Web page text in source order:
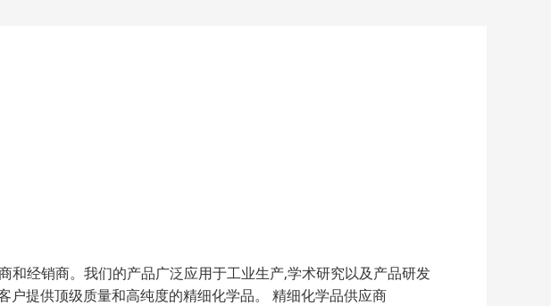
经销商。我们的产品广泛应用于工业生产,学术研究以及产品研发
提供顶级质量和高纯度的精细化学品。 精细化学品供应商